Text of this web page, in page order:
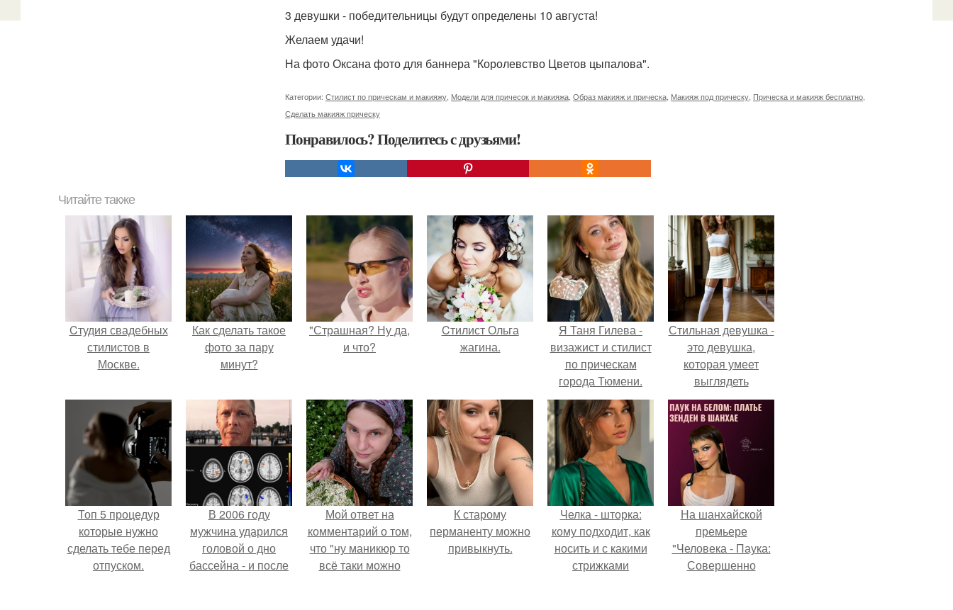
3 девушки - победительницы будут определены 10 августа!
Желаем удачи!
На фото Оксана фото для баннера "Королевство Цветов цыпалова".
Категории: Стилист по прическам и макияжу Модели для причесок и макияжа Образ макияж и прическа Макияж под прическу Прическа и макияж бесплатно
Сделать макияж прическу
Понравилось? Поделитесь с друзьями!
Читайте также
Cтудия свадебных
стилистов в
Москве.
Как сделать такое
фото за пару
минут?
"Страшная? Ну да,
и что?
Cтилист Ольга
жагина.
Я Таня Гилева -
визажист и стилист
по прическам
города Тюмени.
Стильная девушка -
это девушка,
которая умеет
выглядеть
привлекательно и
элегантно в любои
ситуации.
Топ 5 процедур
которые нужно
сделать тебе перед
отпуском.
В 2006 году
мужчина ударился
головой о дно
бассейна - и после
Мой ответ на
комментарий о том,
что "ну маникюр то
всё таки можно
К старому
перманенту можно
привыкнуть.
Челка - шторка:
кому подходит, как
носить и с какими
стрижками
На шанхайской
премьере
"Человека - Паука:
Совершенно